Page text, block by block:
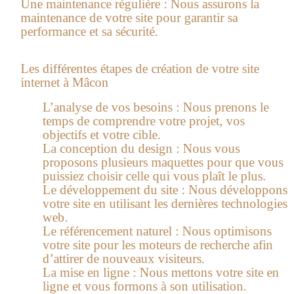
Une maintenance régulière : Nous assurons la
maintenance de votre site pour garantir sa
performance et sa sécurité.
Les différentes étapes de création de votre site
internet à Mâcon
L’analyse de vos besoins : Nous prenons le
temps de comprendre votre projet, vos
objectifs et votre cible.
La conception du design : Nous vous
proposons plusieurs maquettes pour que vous
puissiez choisir celle qui vous plaît le plus.
Le développement du site : Nous développons
votre site en utilisant les dernières technologies
web.
Le référencement naturel : Nous optimisons
votre site pour les moteurs de recherche afin
d’attirer de nouveaux visiteurs.
La mise en ligne : Nous mettons votre site en
ligne et vous formons à son utilisation.